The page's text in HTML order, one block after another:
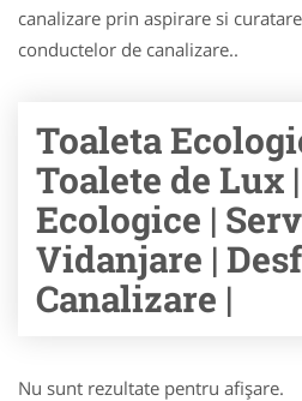
canalizare prin aspirare si
conductelor de canalizare..
Toaleta
Toalete de Lux
Ecologice |
Vidanjare |
Canalizare |
Nu sunt rezultate pentru afişare.